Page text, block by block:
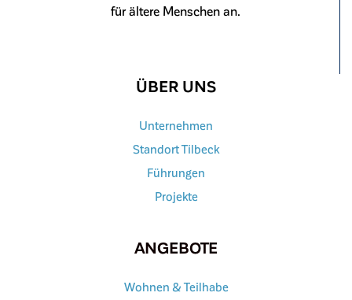
für ältere Menschen an.
ÜBER UNS
Unternehmen
Standort Tilbeck
Führungen
Projekte
ANGEBOTE
Wohnen & Teilhabe